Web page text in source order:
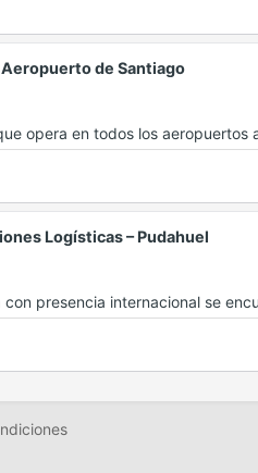
de Santiago
opera en todos los aeropuertos
Logísticas – Pudahuel
presencia internacional se